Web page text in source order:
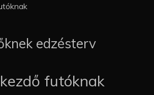
edzésterv
futóknak